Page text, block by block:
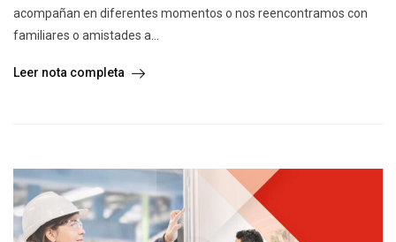
acompañan en diferentes momentos o nos reencontramos con
familiares o amistades a...
Leer nota completa